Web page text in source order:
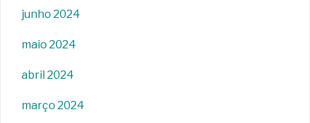
junho 2024
maio 2024
abril 2024
março 2024